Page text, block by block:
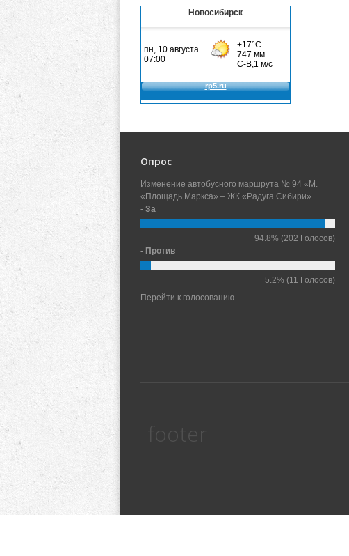
Новосибирск
Опрос
Изменение автобусного маршрута № 94 «М.
«Площадь Маркса» – ЖК «Радуга Сибири»
- За
94.8% (202 Голосов)
- Против
5.2% (11 Голосов)
Перейти к голосованию
footer